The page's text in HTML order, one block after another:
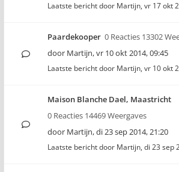
Laatste bericht door Martijn, vr 17 okt
Paardekooper 0 Reacties 13302
door Martijn,vr 10 okt 2014, 09:45
Laatste bericht door Martijn, vr 10 okt
Maison Blanche Dael, Maastricht
0 Reacties 14469 Weergaves
door Martijn,di 23 sep 2014, 21:20
Laatste bericht door Martijn, di 23 sep